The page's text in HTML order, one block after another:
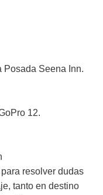
Posada Seena Inn.
12.
resolver dudas
tanto en destino